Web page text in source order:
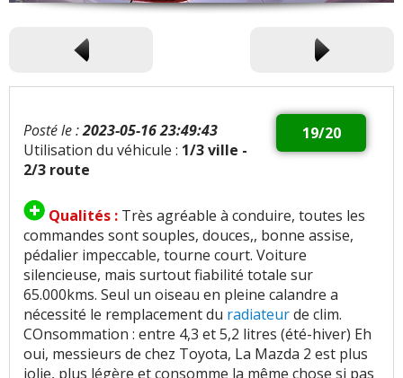
19/20
Posté le :2023-05-16 23:49:43
Utilisation du véhicule : 1/3 ville -
2/3 route
Qualités : Très agréable à conduire, toutes les
commandes sont souples, douces,, bonne assise,
pédalier impeccable, tourne court. Voiture
silencieuse, mais surtout fiabilité totale sur
65.000kms. Seul un oiseau en pleine calandre a
nécessité le remplacement du radiateurde clim.
COnsommation : entre 4,3 et 5,2 litres (été-hiver) Eh
oui, messieurs de chez Toyota, La Mazda 2 est plus
jolie, plus légère et consomme la même chose si pas